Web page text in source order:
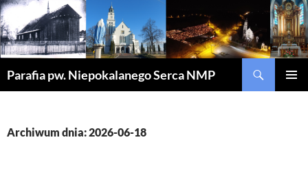
Parafia pw. Niepokalanego Serca NMP
Archiwum dnia: 2026-06-18